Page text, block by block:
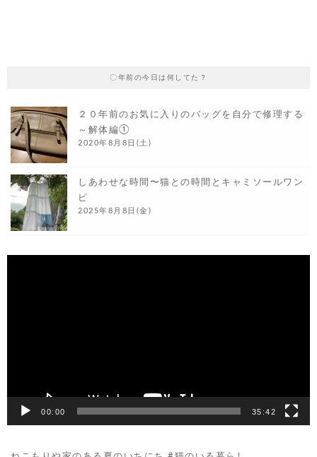
〇年前の今日は何してた？
２０年前のお気に入りのバッグを自分で修理する
～解体編①
2020年8月8日(土)
しあわせな時間〜猫との時間とキャミソールワン
ピ
2025年8月8日(金)
00:00 35:42